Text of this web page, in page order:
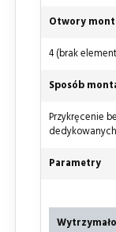
Otwory
4 (brak
Sposób
Przykręcenie
Parametry